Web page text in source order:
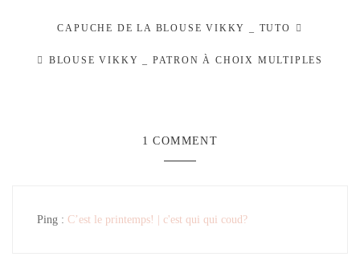
CAPUCHE DE LA BLOUSE VIKKY _ TUTO
BLOUSE VIKKY _ PATRON À CHOIX MULTIPLES
1 COMMENT
Ping : C’est le printemps! | c'est qui qui coud?